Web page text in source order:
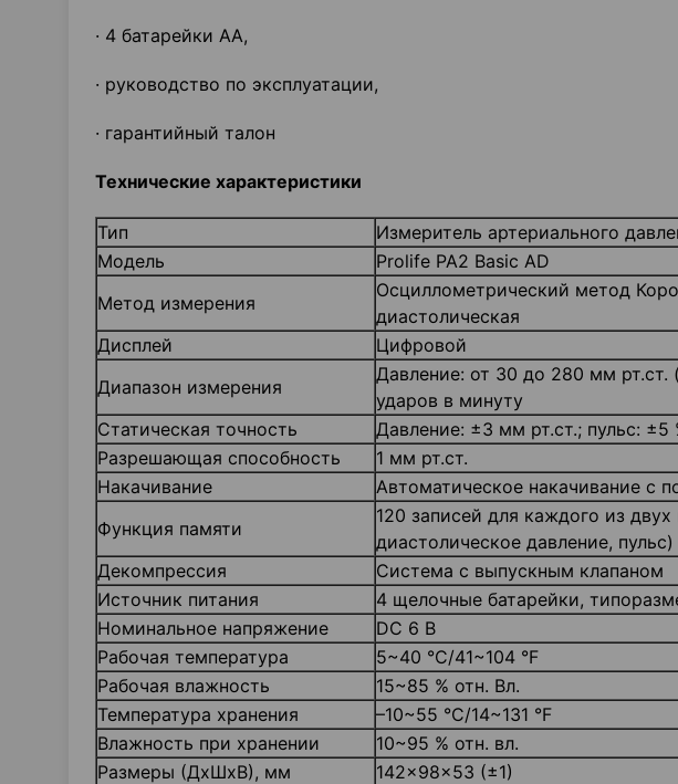
· 4 батарейки АА,
· руководство по эксплуатации,
· гарантийный талон
Технические характеристики
Тип
Измеритель артериального
Модель
Prolife PA2 Basic AD
Метод измерения
Осциллометрический метод
диастолическая
Дисплей
Цифровой
Диапазон измерения
Давление: от 30 до 280 мм рт.ст.
ударов в минуту
Статическая точность
Давление: ±3 мм рт.ст.; пульс: ±5
Разрешающая способность
1 мм рт.ст.
Накачивание
Автоматическое накачивание с
Функция памяти
120 записей для каждого из
диастолическое давление, пульс)
Декомпрессия
Система с выпускным клапаном
Источник питания
4 щелочные батарейки,
Номинальное напряжение
DC 6 В
Рабочая температура
5~40 °C/41~104 °F
Рабочая влажность
15~85 % отн. Вл.
Температура хранения
–10~55 °C/14~131 °F
Влажность при хранении
10~95 % отн. вл.
Размеры (ДхШхВ), мм
142x98x53 (±1)